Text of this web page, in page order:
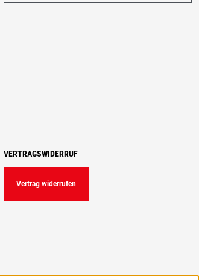
VERTRAGSWIDERRUF
Vertrag widerrufen